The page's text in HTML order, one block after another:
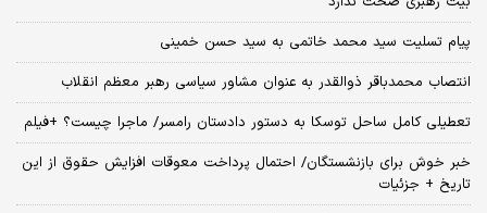
پیام تسلیت سید محمد خاتمی به سید حسن خمینی
انتصاب محمدباقر ذوالقدر به عنوان مشاور سیاسی رهبر معظم انقلاب
تعطیلی کامل ساحل توسکا به دستور دادستان رامسر/ ماجرا چیست؟ +فیلم
خبر خوش برای بازنشستگان/ احتمال پرداخت معوقات افزایش حقوق از این
تاریخ + جزئیات